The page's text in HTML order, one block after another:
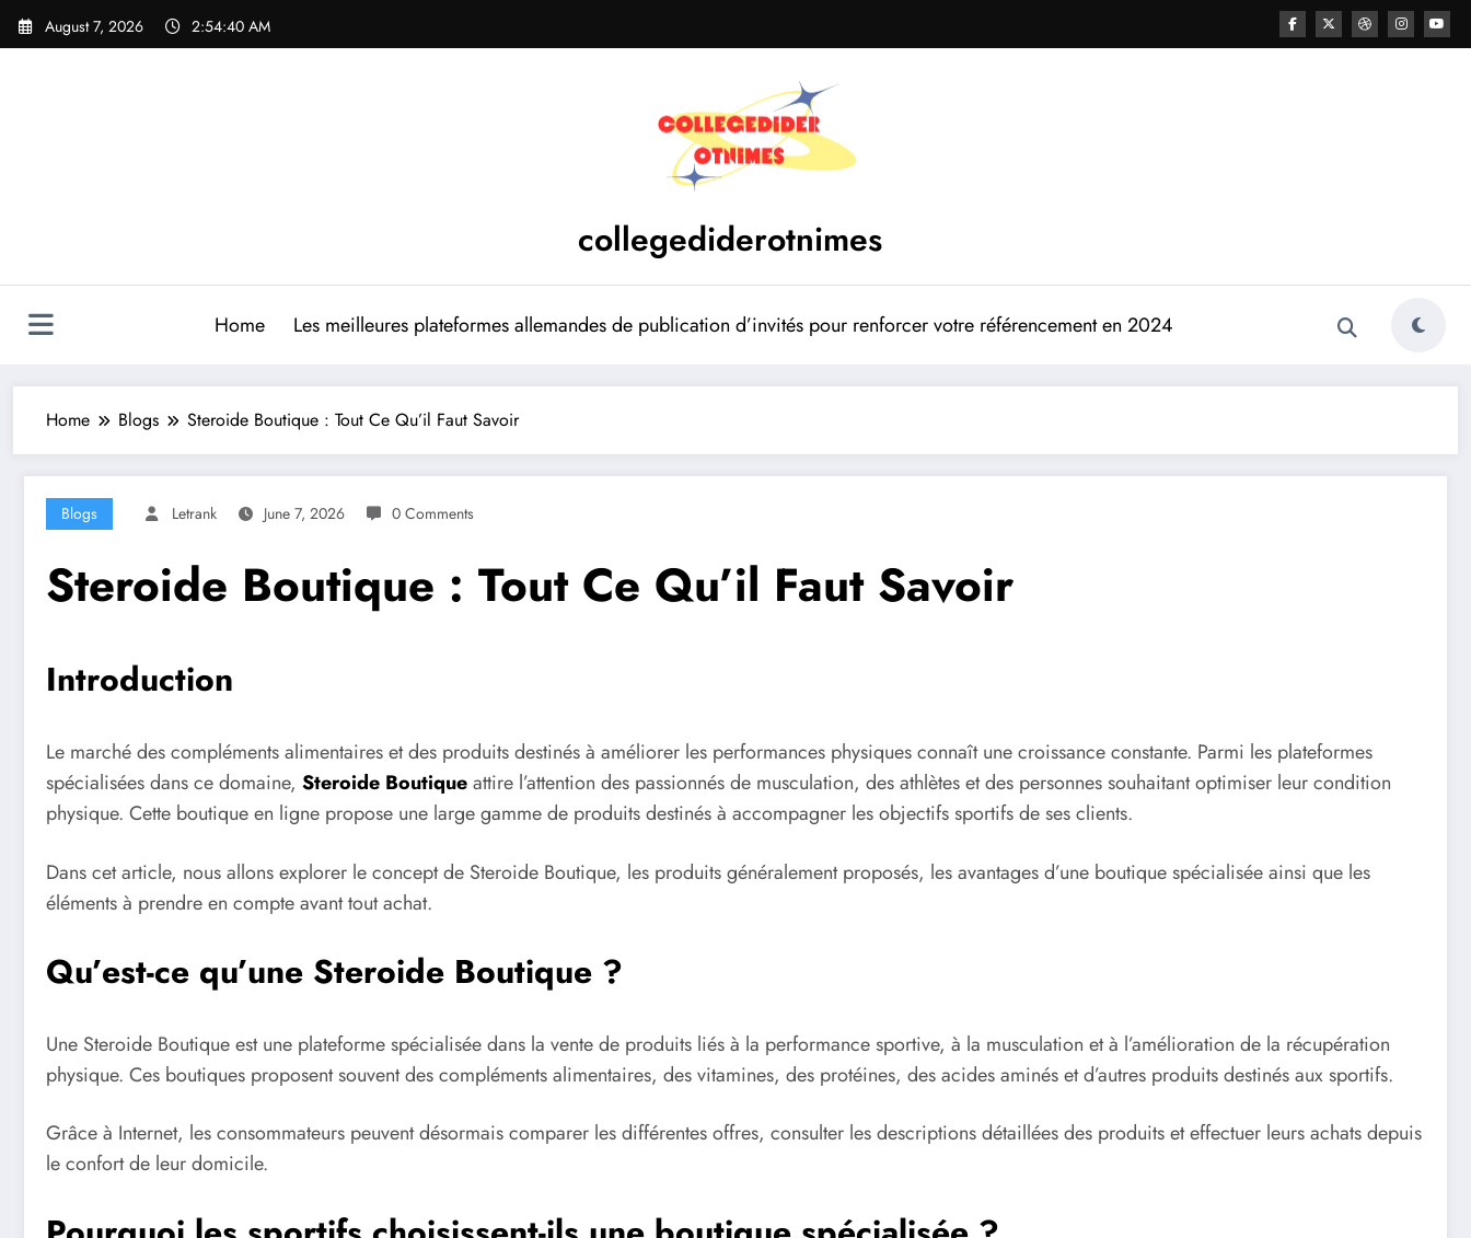
Skip
August 7, 2026 2:54:41 AM
collegediderotnimes
Home Les meilleures plateformes allemandes de publication d’invités pour renforcer votre référencement en 2024
Home Blogs Steroide Boutique : Tout Ce Qu’il Faut Savoir
Blogs Letrank June 7, 2026 0 Comments
Steroide Boutique : Tout Ce Qu’il Faut Savoir
Introduction
Le marché des compléments alimentaires et des produits destinés à améliorer les performances physiques connaît une croissance constante. Parmi les plateformes
spécialisées dans ce domaine, Steroide Boutiqueattire l’attention des passionnés de musculation, des athlètes et des personnes souhaitant optimiser leur condition
physique. Cette boutique en ligne propose une large gamme de produits destinés à accompagner les objectifs sportifs de ses clients.
Dans cet article, nous allons explorer le concept de Steroide Boutique, les produits généralement proposés, les avantages d’une boutique spécialisée ainsi que les
éléments à prendre en compte avant tout achat.
Qu’est-ce qu’une Steroide Boutique ?
Une Steroide Boutique est une plateforme spécialisée dans la vente de produits liés à la performance sportive, à la musculation et à l’amélioration de la récupération
physique. Ces boutiques proposent souvent des compléments alimentaires, des vitamines, des protéines, des acides aminés et d’autres produits destinés aux sportifs.
Grâce à Internet, les consommateurs peuvent désormais comparer les différentes offres, consulter les descriptions détaillées des produits et effectuer leurs achats depuis
le confort de leur domicile.